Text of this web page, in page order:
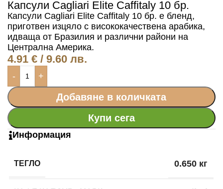
Капсули Cagliari Elite Caffitaly 10 бр.
Капсули Cagliari Elite Caffitaly 10 бр. е бленд,
приготвен изцяло с висококачествена арабика,
идваща от Бразилия и различни райони на
Централна Америка.
4.91 € / 9.60 лв.
- +
Добавяне в количката
Купи сега
Информация
ТЕГЛО 0.650 кг